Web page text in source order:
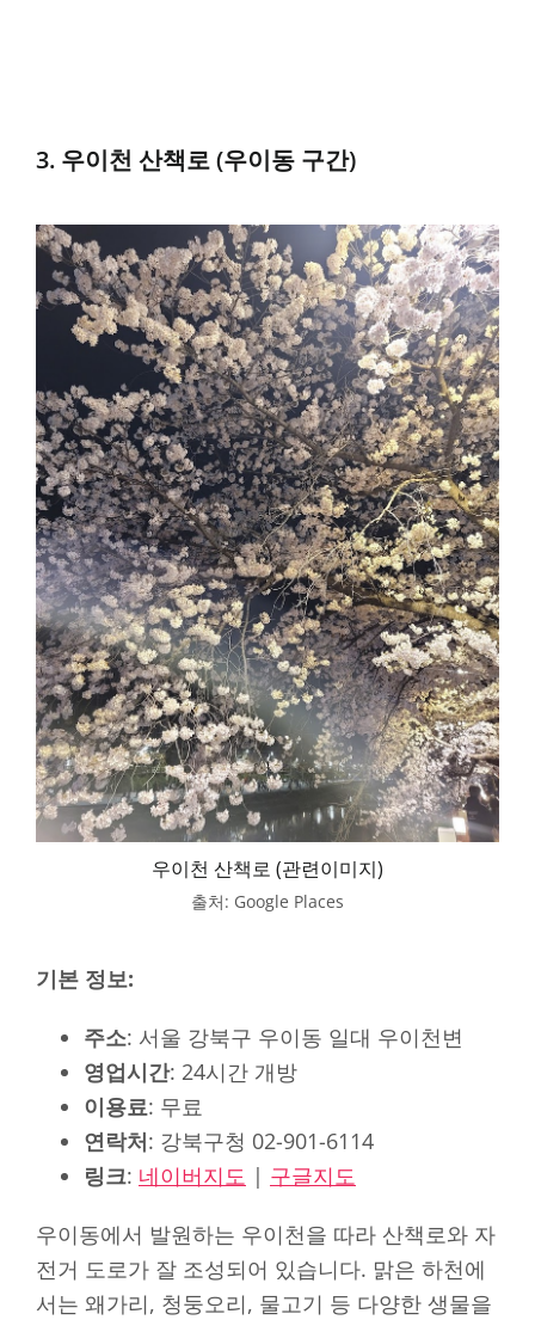
3. 우이천 산책로 (우이동 구간)
우이천 산책로 (관련이미지)
출처: Google Places
기본 정보:
주소: 서울 강북구 우이동 일대 우이천변
영업시간: 24시간 개방
이용료: 무료
연락처: 강북구청 02-901-6114
링크: 네이버지도 | 구글지도
우이동에서 발원하는 우이천을 따라 산책로와 자
전거 도로가 잘 조성되어 있습니다. 맑은 하천에
서는 왜가리, 청둥오리, 물고기 등 다양한 생물을